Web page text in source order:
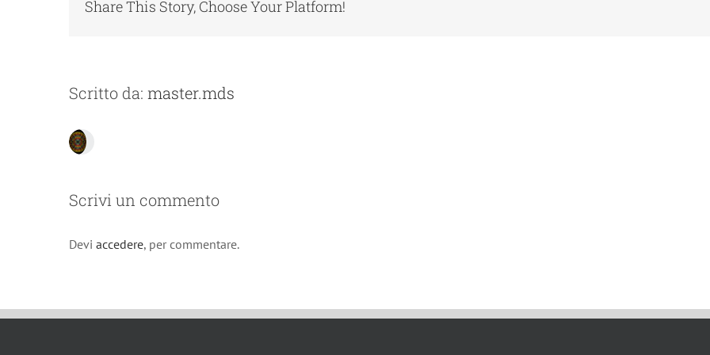
Share This Story, Choose Your Platform!
Scritto da: master.mds
Scrivi un commento
Devi accedere, per commentare.